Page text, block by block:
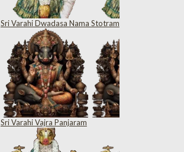
Sri Varahi Dwadasa Nama Stotram
Sri Varahi Vajra Panjaram